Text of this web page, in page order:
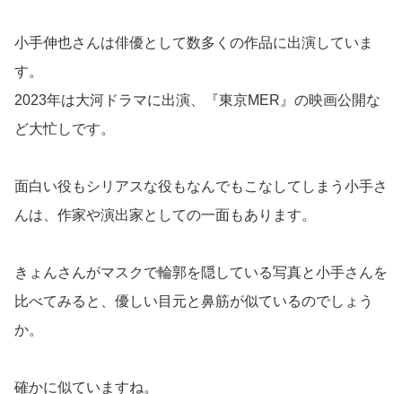
小手伸也さんは俳優として数多くの作品に出演していま
す。
2023年は大河ドラマに出演、『東京MER』の映画公開な
ど大忙しです。
面白い役もシリアスな役もなんでもこなしてしまう小手さ
んは、作家や演出家としての一面もあります。
きょんさんがマスクで輪郭を隠している写真と小手さんを
比べてみると、優しい目元と鼻筋が似ているのでしょう
か。
確かに似ていますね。